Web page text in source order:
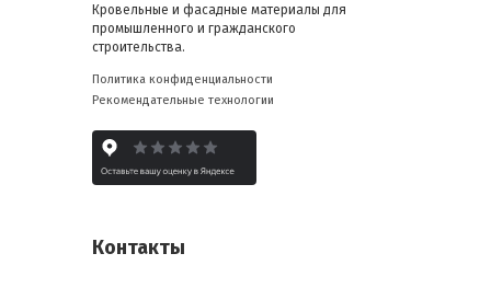
Кровельные и фасадные материалы для
промышленного и гражданского
строительства.
Политика конфиденциальности
Рекомендательные технологии
Контакты